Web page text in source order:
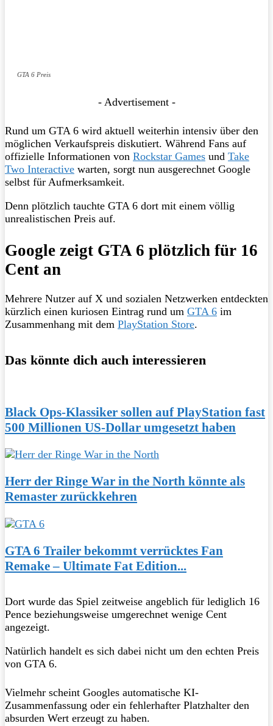
GTA 6 Preis
- Advertisement -
Rund um GTA 6 wird aktuell weiterhin intensiv über den
möglichen Verkaufspreis diskutiert. Während Fans auf
offizielle Informationen von Rockstar Games und Take
Two Interactive warten, sorgt nun ausgerechnet Google
selbst für Aufmerksamkeit.
Denn plötzlich tauchte GTA 6 dort mit einem völlig
unrealistischen Preis auf.
Google zeigt GTA 6 plötzlich für 16
Cent an
Mehrere Nutzer auf X und sozialen Netzwerken entdeckten
kürzlich einen kuriosen Eintrag rund um GTA 6 im
Zusammenhang mit dem PlayStation Store.
Das könnte dich auch interessieren
Black Ops-Klassiker sollen auf PlayStation fast
500 Millionen US-Dollar umgesetzt haben
Herr der Ringe War in the North könnte als
Remaster zurückkehren
GTA 6 Trailer bekommt verrücktes Fan
Remake – Ultimate Fat Edition...
Dort wurde das Spiel zeitweise angeblich für lediglich 16
Pence beziehungsweise umgerechnet wenige Cent
angezeigt.
Natürlich handelt es sich dabei nicht um den echten Preis
von GTA 6.
Vielmehr scheint Googles automatische KI-
Zusammenfassung oder ein fehlerhafter Platzhalter den
absurden Wert erzeugt zu haben.